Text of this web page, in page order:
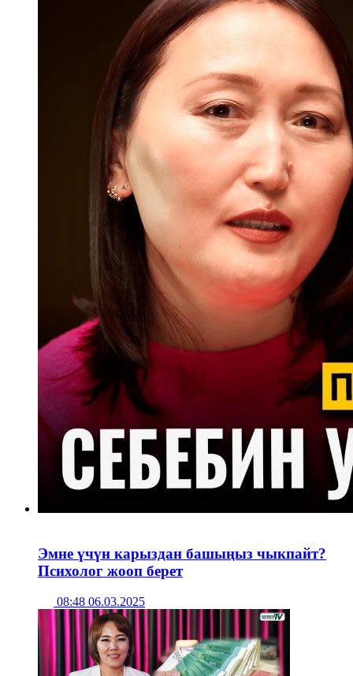
Эмне үчүн карыздан башыңыз чыкпайт?
Психолог жооп берет
08:48 06.03.2025